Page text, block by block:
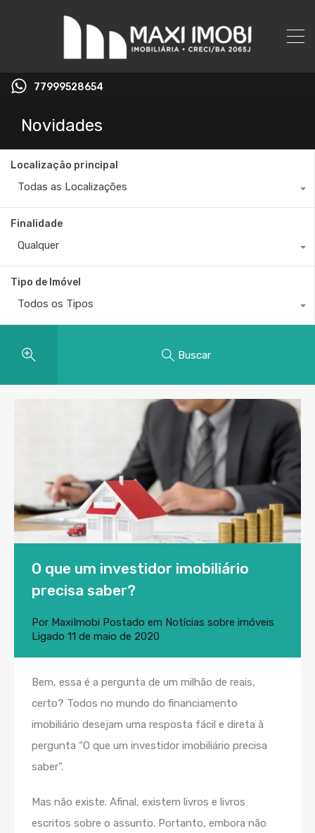
77999528654
Novidades
Localização principal
Todas as Localizações
Finalidade
Qualquer
Tipo de Imóvel
Todos os Tipos
Buscar
O que um investidor imobiliário
precisa saber?
Por MaxiImobi Postado em Notícias sobre imóveis
Ligado 11 de maio de 2020
Bem, essa é a pergunta de um milhão de reais,
certo? Todos no mundo do financiamento
imobiliário desejam uma resposta fácil e direta à
pergunta “O que um investidor imobiliário precisa
saber”.
Mas não existe. Afinal, existem livros e livros
escritos sobre o assunto. Portanto, embora não